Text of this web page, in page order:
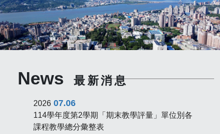
News 最新消息
2026 07.06
114學年度第2學期「期末教學評量」單位別各
課程教學總分彙整表